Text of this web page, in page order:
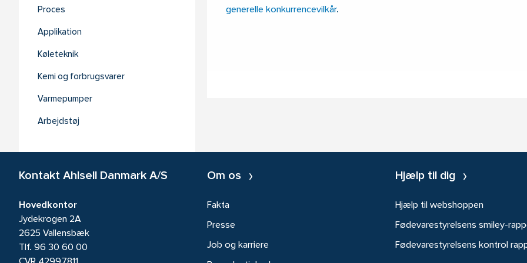
Proces
Applikation
Køleteknik
Kemi og forbrugsvarer
Varmepumper
Arbejdstøj
generelle konkurrencevilkår.
Kontakt Ahlsell Danmark A/S
Hovedkontor
Jydekrogen 2A
2625 Vallensbæk
Tlf. 96 30 60 00
Om os
Fakta
Presse
Job og karriere
Hjælp til dig
Hjælp til webshoppen
Fødevarestyrelsens smiley-
Fødevarestyrelsens kontrol